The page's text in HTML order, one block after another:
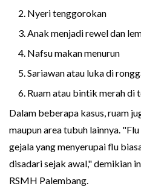
Nyeri tenggorokan
Anak menjadi rewel dan
Nafsu makan menurun
Sariawan atau luka di
Ruam atau bintik merah di
Dalam beberapa kasus, ruam
maupun area tubuh lainnya.
gejala yang menyerupai flu
disadari sejak awal," demikian
RSMH Palembang.